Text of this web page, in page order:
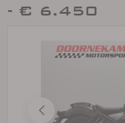
- € 6.450